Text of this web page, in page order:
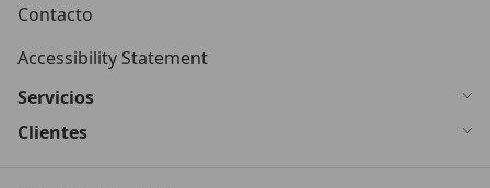
Contacto
Accessibility Statement
Servicios
Clientes